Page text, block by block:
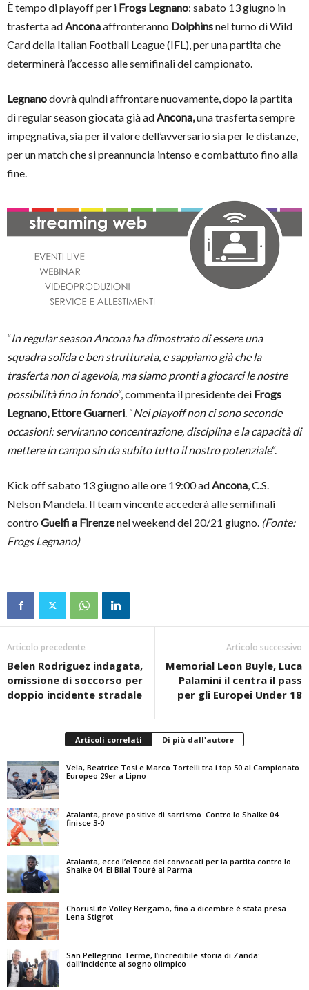
È tempo di playoff per i Frogs Legnano: sabato 13 giugno in
trasferta adAnconaaffronteranno Dolphinsnel turno di Wild
Card della Italian Football League (IFL), per una partita che
determinerà l’accesso alle semifinali del campionato.
Legnanodovrà quindi affrontare nuovamente, dopo la partita
di regular season giocata già adAncona,una trasferta sempre
impegnativa, sia per il valore dell’avversario sia per le distanze,
per un match che si preannuncia intenso e combattuto fino alla
fine.
“In regular season Ancona ha dimostrato di essere una
squadra solida e ben strutturata, e sappiamo già che la
trasferta non ci agevola, ma siamo pronti a giocarci le nostre
possibilità fino in fondo“, commenta il presidente dei Frogs
Legnano, Ettore Guarneri. “Nei playoff non ci sono seconde
occasioni: serviranno concentrazione, disciplina e la capacità di
mettere in campo sin da subito tutto il nostro potenziale“.
Kick off sabato 13 giugno alle ore 19:00 adAncona, C.S.
Nelson Mandela. Il team vincente accederà alle semifinali
contro Guelfi a Firenzenel weekend del 20/21 giugno. (Fonte:
Frogs Legnano)
Articolo precedente
Belen Rodriguez indagata,
omissione di soccorso per
doppio incidente stradale
Articolo successivo
Memorial Leon Buyle, Luca
Palamini il centra il pass
per gli Europei Under 18
Articoli correlati Di più dall'autore
Vela, Beatrice Tosi e Marco Tortelli tra i top 50 al Campionato
Europeo 29er a Lipno
Atalanta, prove positive di sarrismo. Contro lo Shalke 04
finisce 3-0
Atalanta, ecco l’elenco dei convocati per la partita contro lo
Shalke 04. El Bilal Touré al Parma
ChorusLife Volley Bergamo, fino a dicembre è stata presa
Lena Stigrot
San Pellegrino Terme, l’incredibile storia di Zanda:
dall’incidente al sogno olimpico